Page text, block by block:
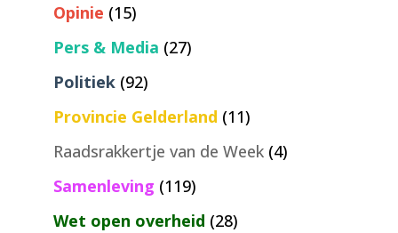
Opinie (15)
Pers & Media (27)
Politiek(92)
Provincie Gelderland (11)
Raadsrakkertje van de Week(4)
Samenleving (119)
Wet open overheid (28)